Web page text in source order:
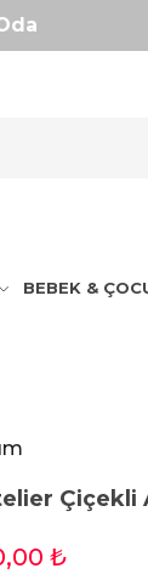
BEBEK &
Çiçekli
₺